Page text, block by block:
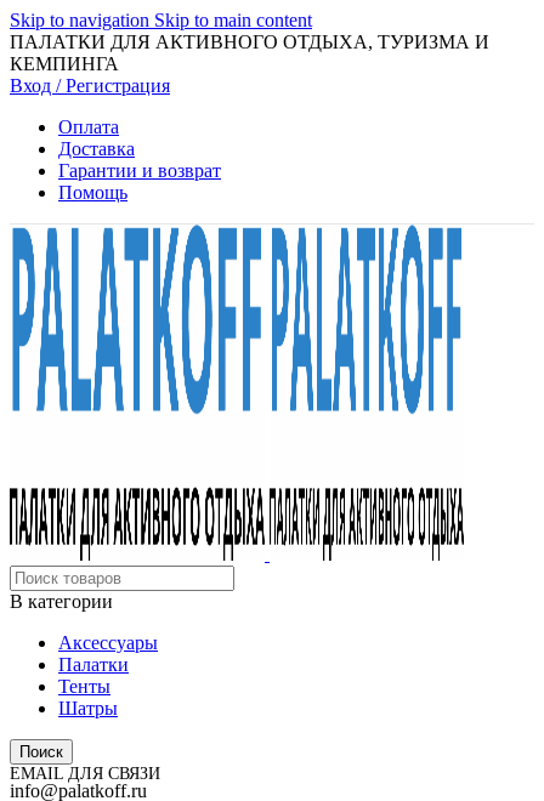
Skip to navigation Skip to main content
ПАЛАТКИ ДЛЯ АКТИВНОГО ОТДЫХА, ТУРИЗМА И
КЕМПИНГА
Вход / Регистрация
Оплата
Доставка
Гарантии и возврат
Помощь
В категории
Аксессуары
Палатки
Тенты
Шатры
Поиск
EMAIL ДЛЯ СВЯЗИ
info@palatkoff.ru